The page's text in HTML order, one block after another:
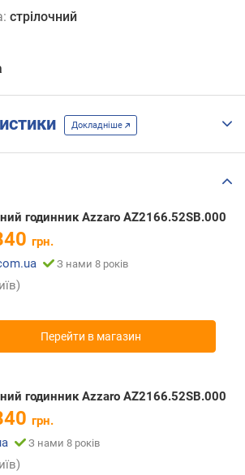
стрілочний
Докладніше
годинник Azzaro AZ2166.52SB.000
грн.
З нами 8 років
Перейти в магазин
годинник Azzaro AZ2166.52SB.000
грн.
З нами 8 років